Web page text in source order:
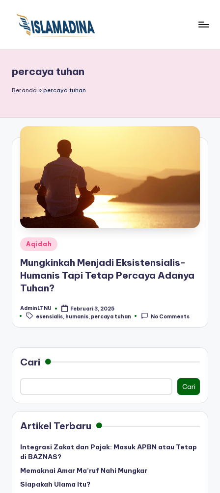
percaya tuhan
Beranda » percaya tuhan
Posted
in
Aqidah
Mungkinkah Menjadi Eksistensialis-
Humanis Tapi Tetap Percaya Adanya
Tuhan?
Posted
by
AdminLTNU Februari 3, 2025
Tags:
esensialis humanis percaya tuhan No Comments
Cari
Cari
Artikel Terbaru
Integrasi Zakat dan Pajak: Masuk APBN atau Tetap
di BAZNAS?
Memaknai Amar Ma’ruf Nahi Mungkar
Siapakah Ulama Itu?